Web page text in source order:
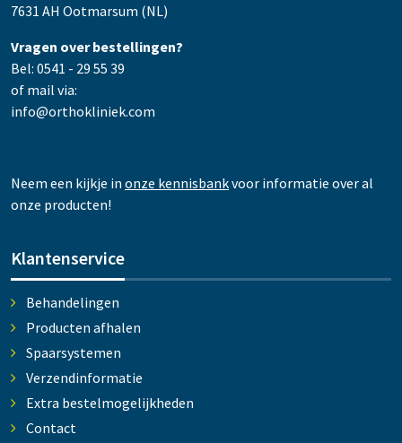
7631 AH Ootmarsum (NL)
Vragen over bestellingen?
Bel: 0541 - 29 55 39
of mail via:
info@orthokliniek.com
Neem een kijkje in onze kennisbankvoor informatie over al
onze producten!
Klantenservice
Behandelingen
Producten afhalen
Spaarsystemen
Verzendinformatie
Extra bestelmogelijkheden
Contact